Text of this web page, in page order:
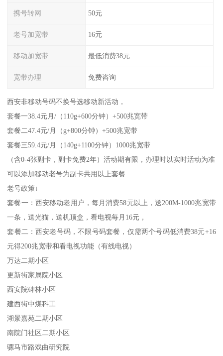
携号转网 50元
老号加宽带 16元
移动加宽带 最低消费38元
宽带办理 免费咨询
西安非移动号码不换号选移动新活动，
套餐一38.4元月/（110g+600分钟）+500兆宽带
套餐二47.4元/月（g+800分钟）+500兆宽带
套餐三59.4元/月（140g+1100分钟）1000兆宽带
（含0-4张副卡，副卡免费2年）活动期有限，办理时以实时活动为准
可以添加移动老号为副卡共用以上套餐
老号政策↓
套餐一：西安移动老用户，每月消费58元以上，送200M-1000兆宽带
一条，送光猫，送机顶盒，看电视每月16元，
套餐二：西安老号码，不限号码套餐，仅需两个号码低消费38元+16
元得200兆宽带和看电视功能（有线电视）
万达二期小区
更新街家属院小区
西安院碑林小区
建西街中煤科工
湖景嘉苑二期小区
南院门社区二期小区
骡马市路戏曲研究院